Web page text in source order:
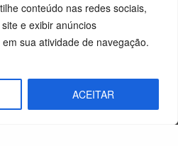
conteúdo nas redes sociais,
e exibir anúncios
sua atividade de navegação.
ACEITAR